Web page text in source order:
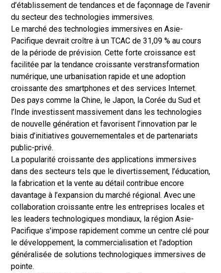
d’établissement de tendances et de façonnage de l’avenir
du secteur des technologies immersives.
Le marché des technologies immersives en Asie-
Pacifique devrait croître à un TCAC de 31,09 % au cours
de la période de prévision. Cette forte croissance est
facilitée par la tendance croissante verstransformation
numérique, une urbanisation rapide et une adoption
croissante des smartphones et des services Internet.
Des pays comme la Chine, le Japon, la Corée du Sud et
l’Inde investissent massivement dans les technologies
de nouvelle génération et favorisent l’innovation par le
biais d’initiatives gouvernementales et de partenariats
public-privé.
La popularité croissante des applications immersives
dans des secteurs tels que le divertissement, l’éducation,
la fabrication et la vente au détail contribue encore
davantage à l’expansion du marché régional. Avec une
collaboration croissante entre les entreprises locales et
les leaders technologiques mondiaux, la région Asie-
Pacifique s'impose rapidement comme un centre clé pour
le développement, la commercialisation et l'adoption
généralisée de solutions technologiques immersives de
pointe.